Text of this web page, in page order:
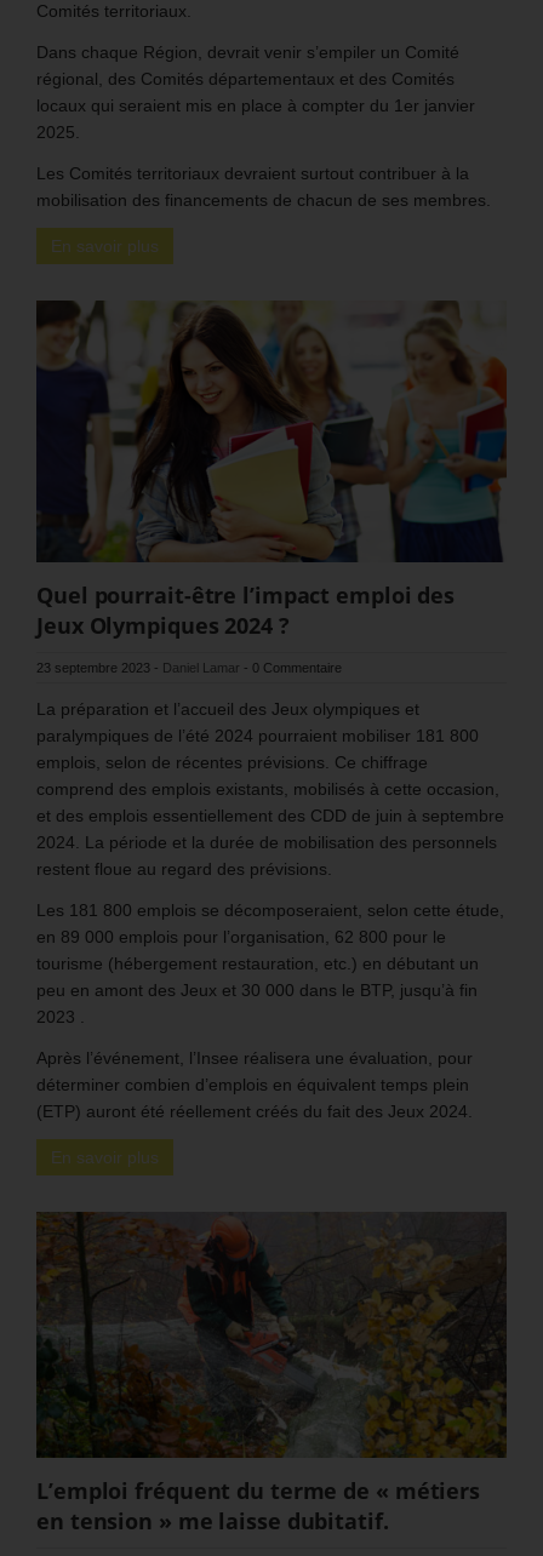
Comités territoriaux.
Dans chaque Région, devrait venir s’empiler un Comité
régional, des Comités départementaux et des Comités
locaux qui seraient mis en place à compter du 1er janvier
2025.
Les Comités territoriaux devraient surtout contribuer à la
mobilisation des financements de chacun de ses membres.
En savoir plus
Quel pourrait-être l’impact emploi des
Jeux Olympiques 2024 ?
23 septembre 2023 - Daniel Lamar - 0 Commentaire
La préparation et l’accueil des Jeux olympiques et
paralympiques de l’été 2024 pourraient mobiliser 181 800
emplois, selon de récentes prévisions. Ce chiffrage
comprend des emplois existants, mobilisés à cette occasion,
et des emplois essentiellement des CDD de juin à septembre
2024. La période et la durée de mobilisation des personnels
restent floue au regard des prévisions.
Les 181 800 emplois se décomposeraient, selon cette étude,
en 89 000 emplois pour l’organisation, 62 800 pour le
tourisme (hébergement restauration, etc.) en débutant un
peu en amont des Jeux et 30 000 dans le BTP, jusqu’à fin
2023 .
Après l’événement, l’Insee réalisera une évaluation, pour
déterminer combien d’emplois en équivalent temps plein
(ETP) auront été réellement créés du fait des Jeux 2024.
En savoir plus
L’emploi fréquent du terme de « métiers
en tension » me laisse dubitatif.